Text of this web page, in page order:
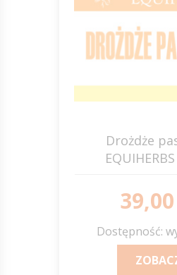
Drożdże
39,00
Dostępność: